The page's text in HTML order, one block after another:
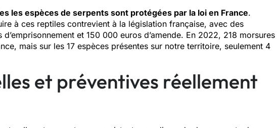
les espèces de serpents sont protégées par la loi en France.
à ces reptiles contrevient à la législation française, avec des
et 150 000 euros d’amende. En 2022, 218 morsures
mais sur les 17 espèces présentes sur notre territoire, seulement 4
et préventives réellement